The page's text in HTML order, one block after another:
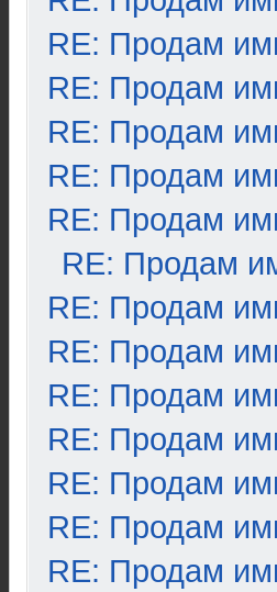
RE: Продам
RE: Продам
RE: Продам
RE: Продам
RE: Продам
RE: Продам
RE: Продам
RE: Продам
RE: Продам
RE: Продам
RE: Продам
RE: Продам
RE: Продам